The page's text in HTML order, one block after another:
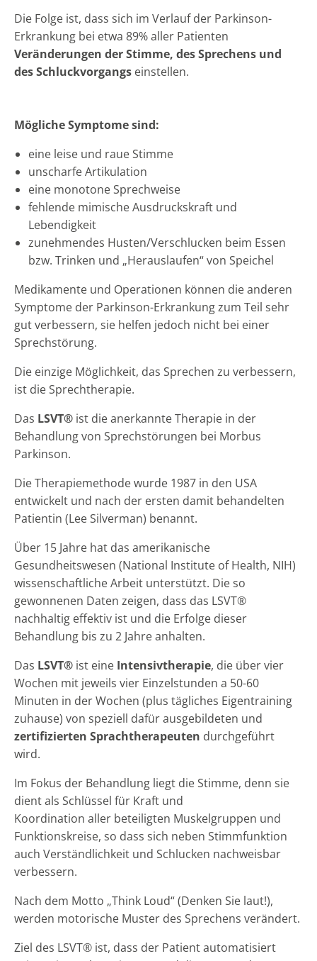
Die Folge ist, dass sich im Verlauf der Parkinson-
Erkrankung bei etwa 89% aller Patienten
Veränderungen der Stimme, des Sprechens und
des Schluckvorgangs einstellen.
Mögliche Symptome sind:
eine leise und raue Stimme
unscharfe Artikulation
eine monotone Sprechweise
fehlende mimische Ausdruckskraft und
Lebendigkeit
zunehmendes Husten/Verschlucken beim Essen
bzw. Trinken und „Herauslaufen“ von Speichel
Medikamente und Operationen können die anderen
Symptome der Parkinson-Erkrankung zum Teil sehr
gut verbessern, sie helfen jedoch nicht bei einer
Sprechstörung.
Die einzige Möglichkeit, das Sprechen zu verbessern,
ist die Sprechtherapie.
Das LSVT® ist die anerkannte Therapie in der
Behandlung von Sprechstörungen bei Morbus
Parkinson.
Die Therapiemethode wurde 1987 in den USA
entwickelt und nach der ersten damit behandelten
Patientin (Lee Silverman) benannt.
Über 15 Jahre hat das amerikanische
Gesundheitswesen (National Institute of Health, NIH)
wissenschaftliche Arbeit unterstützt. Die so
gewonnenen Daten zeigen, dass das LSVT®
nachhaltig effektiv ist und die Erfolge dieser
Behandlung bis zu 2 Jahre anhalten.
Das LSVT® ist eine Intensivtherapie, die über vier
Wochen mit jeweils vier Einzelstunden a 50-60
Minuten in der Wochen (plus tägliches Eigentraining
zuhause) von speziell dafür ausgebildeten und
zertifizierten Sprachtherapeuten durchgeführt
wird.
Im Fokus der Behandlung liegt die Stimme, denn sie
dient als Schlüssel für Kraft und
Koordination aller beteiligten Muskelgruppen und
Funktionskreise, so dass sich neben Stimmfunktion
auch Verständlichkeit und Schlucken nachweisbar
verbessern.
Nach dem Motto „Think Loud“ (Denken Sie laut!),
werden motorische Muster des Sprechens verändert.
Ziel des LSVT® ist, dass der Patient automatisiert